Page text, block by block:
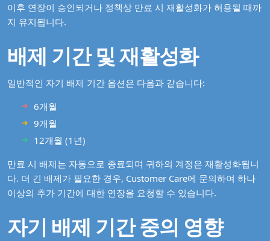
이후 연장이 승인되거나 정책상 만료 시 재활성화가 허용될 때까
지 유지됩니다.
배제 기간 및 재활성화
일반적인 자기 배제 기간 옵션은 다음과 같습니다:
6개월
9개월
12개월 (1년)
만료 시 배제는 자동으로 종료되며 귀하의 계정은 재활성화됩니
다. 더 긴 배제가 필요한 경우, Customer Care에 문의하여 하나
이상의 추가 기간에 대한 연장을 요청할 수 있습니다.
자기 배제 기간 중의 영향